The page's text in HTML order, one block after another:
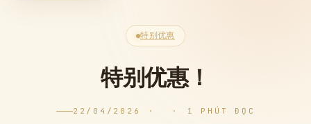
特别优惠
特别优惠！
22/04/2026 · · 1 PHÚT ĐỌC